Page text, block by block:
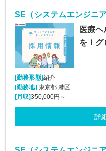
医療
を！
[勤務形態]紹介
[勤務地] 東京都 港区
[月収]350,000円～
詳